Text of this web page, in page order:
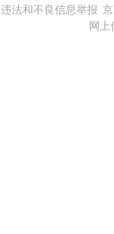
违法和不良信息举报
网上